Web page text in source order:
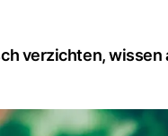
verzichten,